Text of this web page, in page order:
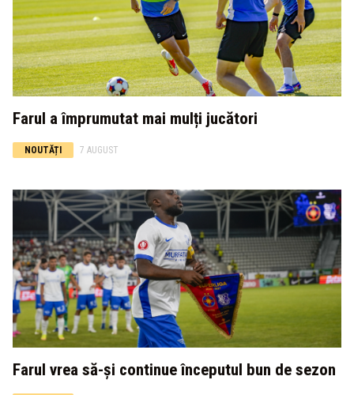
Farul a împrumutat mai mulți jucători
NOUTĂȚI 7 AUGUST
Farul vrea să-și continue începutul bun de sezon